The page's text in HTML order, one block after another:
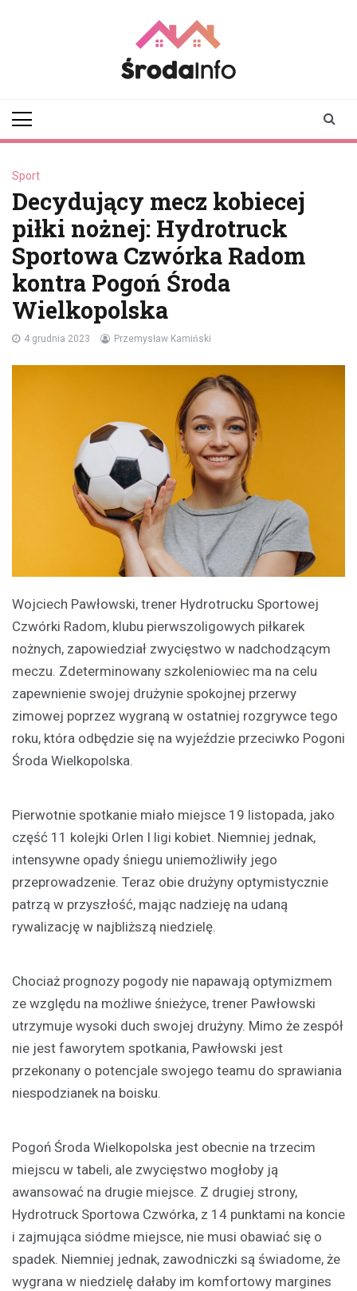
Sport
Decydujący mecz kobiecej
piłki nożnej: Hydrotruck
Sportowa Czwórka Radom
kontra Pogoń Środa
Wielkopolska
4 grudnia 2023 Przemysław Kamiński
Wojciech Pawłowski, trener Hydrotrucku Sportowej
Czwórki Radom, klubu pierwszoligowych piłkarek
nożnych, zapowiedział zwycięstwo w nadchodzącym
meczu. Zdeterminowany szkoleniowiec ma na celu
zapewnienie swojej drużynie spokojnej przerwy
zimowej poprzez wygraną w ostatniej rozgrywce tego
roku, która odbędzie się na wyjeździe przeciwko Pogoni
Środa Wielkopolska.
Pierwotnie spotkanie miało miejsce 19 listopada, jako
część 11 kolejki Orlen I ligi kobiet. Niemniej jednak,
intensywne opady śniegu uniemożliwiły jego
przeprowadzenie. Teraz obie drużyny optymistycznie
patrzą w przyszłość, mając nadzieję na udaną
rywalizację w najbliższą niedzielę.
Chociaż prognozy pogody nie napawają optymizmem
ze względu na możliwe śnieżyce, trener Pawłowski
utrzymuje wysoki duch swojej drużyny. Mimo że zespół
nie jest faworytem spotkania, Pawłowski jest
przekonany o potencjale swojego teamu do sprawiania
niespodzianek na boisku.
Pogoń Środa Wielkopolska jest obecnie na trzecim
miejscu w tabeli, ale zwycięstwo mogłoby ją
awansować na drugie miejsce. Z drugiej strony,
Hydrotruck Sportowa Czwórka, z 14 punktami na koncie
i zajmująca siódme miejsce, nie musi obawiać się o
spadek. Niemniej jednak, zawodniczki są świadome, że
wygrana w niedzielę dałaby im komfortowy margines